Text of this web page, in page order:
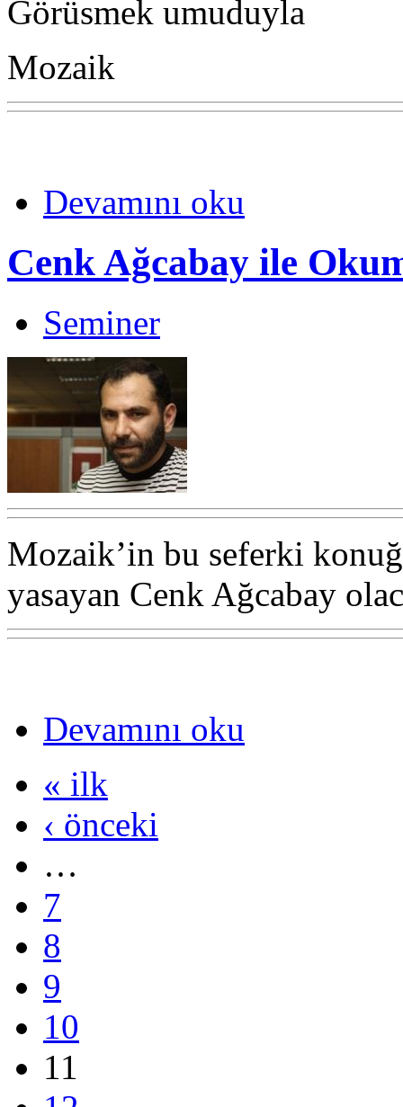
Görüsmek umuduyla
Mozaik
Devamını oku
Cenk Ağcabay ile
Seminer
Mozaik’in bu seferki
yasayan Cenk Ağcabay
Devamını oku
« ilk
‹ önceki
…
7
8
9
10
11